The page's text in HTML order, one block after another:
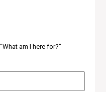
am I here for?"